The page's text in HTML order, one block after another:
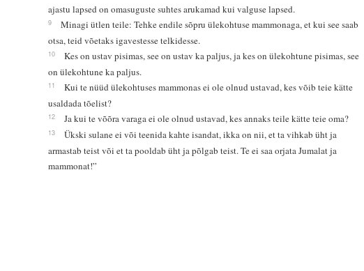
ajastu lapsed on omasuguste suhtes arukamad kui valguse lapsed.
9
Minagi ütlen teile: Tehke endile sõpru ülekohtuse mammonaga, et kui see saab
otsa, teid võetaks igavestesse telkidesse.
10
Kes on ustav pisimas, see on ustav ka paljus, ja kes on ülekohtune pisimas, see
on ülekohtune ka paljus.
11
Kui te nüüd ülekohtuses mammonas ei ole olnud ustavad, kes võib teie kätte
usaldada tõelist?
12 Ja kui te võõra varaga ei ole olnud ustavad, kes annaks teile kätte teie oma?
13
Ükski sulane ei või teenida kahte isandat, ikka on nii, et ta vihkab üht ja
armastab teist või et ta pooldab üht ja põlgab teist. Te ei saa orjata Jumalat ja
mammonat!”